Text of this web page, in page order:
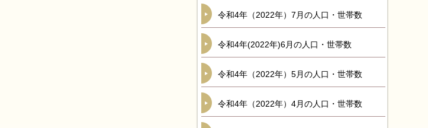
令和4年（2022年）7月の人口・世帯数
令和4年(2022年)6月の人口・世帯数
令和4年（2022年）5月の人口・世帯数
令和4年（2022年）4月の人口・世帯数